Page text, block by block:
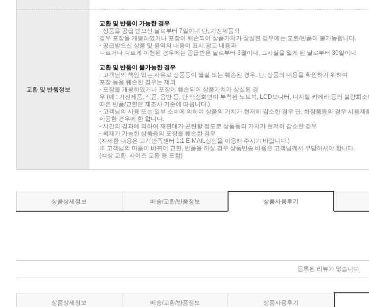
교환 및 반품정보
교환 및 반품이 가능한 경우
- 상품을 공급 받으신 날로부터 7일이내 단, 가전제품의
경우 포장을 개봉하였거나 포장이 훼손되어 상품가치가 상실된 경우에는 교환/반품이 불가능합니다.
- 공급받으신 상품 및 용역의 내용이 표시.광고 내용과
다르거나 다르게 이행된 경우에는 공급받은 날로부터 3월이내, 그사실을 알게 된 날로부터 30일이내
교환 및 반품이 불가능한 경우
- 고객님의 책임 있는 사유로 상품등이 멸실 또는 훼손된 경우. 단, 상품의 내용을 확인하기 위하여
포장 등을 훼손한 경우는 제외
- 포장을 개봉하였거나 포장이 훼손되어 상품가치가 상실된 경
우 (예 : 가전제품, 식품, 음반 등, 단 액정화면이 부착된 노트북, LCD모니터, 디지털 카메라 등의 불량화소
따른 반품/교환은 제조사 기준에 따릅니다.)
- 고객님의 사용 또는 일부 소비에 의하여 상품의 가치가 현저히 감소한 경우 단, 화장품등의 경우 시용제
제공한 경우에 한 합니다.
- 시간의 경과에 의하여 재판매가 곤란할 정도로 상품등의 가치가 현저히 감소한 경우
- 복제가 가능한 상품등의 포장을 훼손한 경우
(자세한 내용은 고객만족센터 1:1 E-MAIL상담을 이용해 주시기 바랍니다.)
※ 고객님의 마음이 바뀌어 교환, 반품을 하실 경우 상품반송 비용은 고객님께서 부담하셔야 합니다.
(색상 교환, 사이즈 교환 등 포함)
상품상세정보 배송/교환/반품정보 상품사용후기
등록된 리뷰가 없습니다.
상품상세정보 배송/교환/반품정보 상품사용후기